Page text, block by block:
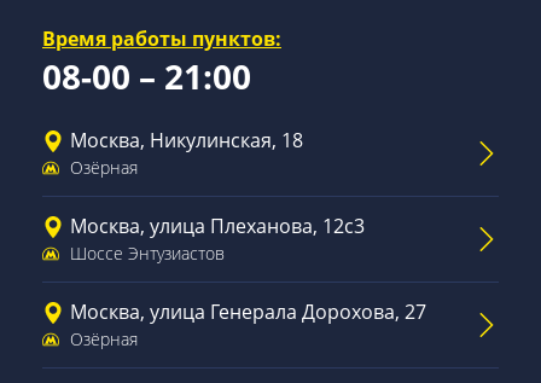
Время работы пунктов:
08-00 – 21:00
Москва, Никулинская, 18
Озёрная
Москва, улица Плеханова, 12с3
Шоссе Энтузиастов
Москва, улица Генерала Дорохова, 27
Озёрная